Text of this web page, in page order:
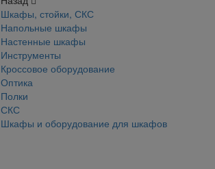
Шкафы, стойки, СКС
Напольные шкафы
Настенные шкафы
Инструменты
Кроссовое оборудование
Оптика
Полки
СКС
Шкафы и оборудование для шкафов